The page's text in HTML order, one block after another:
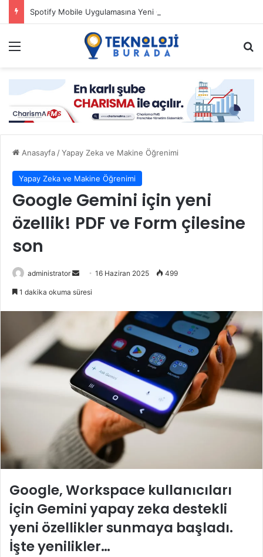
Spotify Mobile Uygulamasına Yeni Özellikler Ekliyor
Menü
Anasayfa/Yapay Zeka ve Makine Öğrenimi
Yapay Zeka ve Makine Öğrenimi
Google Gemini için yeni
özellik! PDF ve Form çilesine
son
administrator
Bir
göndermek
16 Haziran 2025 499
1 dakika okuma süresi
Google, Workspace kullanıcıları
için Gemini yapay zeka destekli
yeni özellikler sunmaya başladı.
İşte yenilikler…